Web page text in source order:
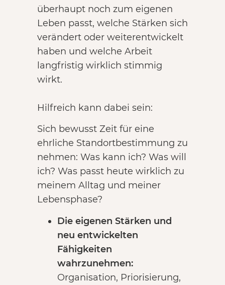
überhaupt noch zum eigenen
Leben passt, welche Stärken sich
verändert oder weiterentwickelt
haben und welche Arbeit
langfristig wirklich stimmig
wirkt.
Hilfreich kann dabei sein:
Sich bewusst Zeit für eine
ehrliche Standortbestimmung zu
nehmen: Was kann ich? Was will
ich? Was passt heute wirklich zu
meinem Alltag und meiner
Lebensphase?
Die eigenen Stärken und
neu entwickelten
Fähigkeiten
wahrzunehmen:
Organisation, Priorisierung,